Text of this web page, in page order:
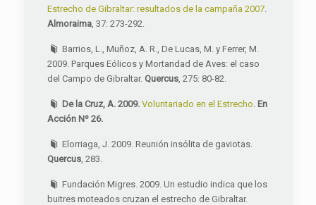
Estrecho de Gibraltar: resultados de la campaña 2007.
Almoraima, 37: 273-292.
Barrios, L., Muñoz, A. R., De Lucas, M. y Ferrer, M.
2009. Parques Eólicos y Mortandad de Aves: el caso
del Campo de Gibraltar. Quercus, 275: 80-82.
De la Cruz, A. 2009.Voluntariado en el Estrecho. En
Acción Nº 26.
Elorriaga, J. 2009. Reunión insólita de gaviotas.
Quercus, 283.
Fundación Migres. 2009. Un estudio indica que los
buitres moteados cruzan el estrecho de Gibraltar.